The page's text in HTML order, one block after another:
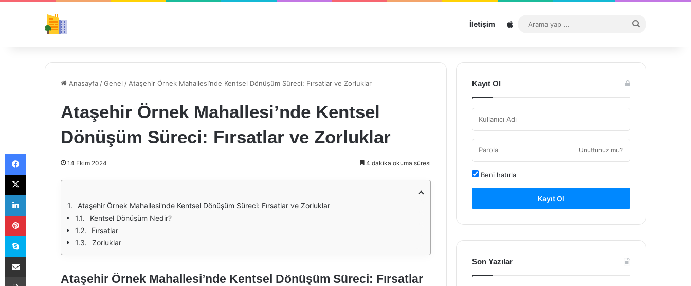
İletişim Sitemap
...
Anasayfa /Genel / Ataşehir Örnek Mahallesi’nde Kentsel Dönüşüm Süreci: Fırsatlar ve Zorluklar
Ataşehir Örnek Mahallesi’nde Kentsel
Dönüşüm Süreci: Fırsatlar ve Zorluklar
14 Ekim 2024 4 dakika okuma süresi
Ataşehir Örnek Mahallesi'nde Kentsel Dönüşüm Süreci: Fırsatlar ve Zorluklar
Kentsel Dönüşüm Nedir?
Fırsatlar
Zorluklar
Ataşehir Örnek Mahallesi’nde Kentsel Dönüşüm Süreci: Fırsatlar
Kayıt Ol
Unuttunuz mu?
Beni hatırla
Kayıt Ol
Son Yazılar
Facebook
X
LinkedIn
Pinterest
Skype
E-Posta ile paylaş